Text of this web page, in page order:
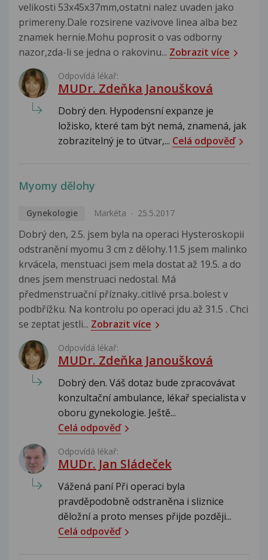
velikosti 53x45x37mm,ostatni nalez uvaden jako
primereny.Dale rozsirene vazivove linea alba bez
znamek hernie.Mohu poprosit o vas odborny
nazor,zda-li se jedna o rakovinu... Zobrazit více
Odpovídá lékař:
MUDr. Zdeňka Janoušková
Dobrý den. Hypodensní expanze je
ložisko, které tam být nemá, znamená, jak
zobrazitelný je to útvar,... Celá odpověď
Myomy dělohy
Gynekologie Markéta 25.5.2017
Dobrý den, 2.5. jsem byla na operaci Hysteroskopii
odstranění myomu 3 cm z dělohy.11.5 jsem malinko
krvácela, menstuaci jsem mela dostat až 19.5. a do
dnes jsem menstruaci nedostal. Má
předmenstruační příznaky..citlivé prsa..bolest v
podbřížku. Na kontrolu po operaci jdu až 31.5 . Chci
se zeptat jestli... Zobrazit více
Odpovídá lékař:
MUDr. Zdeňka Janoušková
Dobrý den. Váš dotaz bude zpracovávat
konzultační ambulance, lékař specialista v
oboru gynekologie. Ještě...
Celá odpověď
Odpovídá lékař:
MUDr. Jan Sládeček
Vážená paní Při operaci byla
pravděpodobně odstraněna i sliznice
děložní a proto menses přijde později...
Celá odpověď